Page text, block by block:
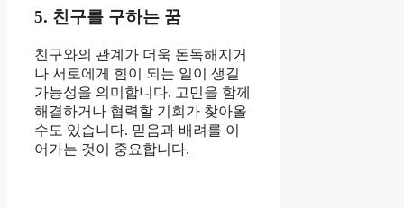
5. 친구를 구하는 꿈
친구와의 관계가 더욱 돈독해지거
나 서로에게 힘이 되는 일이 생길
가능성을 의미합니다. 고민을 함께
해결하거나 협력할 기회가 찾아올
수도 있습니다. 믿음과 배려를 이
어가는 것이 중요합니다.